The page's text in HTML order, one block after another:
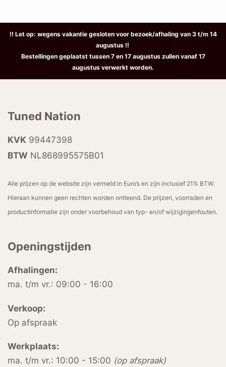
!! Let op: wegens vakantie gesloten voor bezoek/afhaling van 3 t/m 14
augustus !!
Bestellingen geplaatst tussen 7 en 17 augustus zullen vanaf 17
augustus verwerkt worden.
Tuned Nation
KVK 99447398
BTW NL868995575B01
Alle prijzen op de website zijn vermeld in Euro’s en zijn inclusief 21% BTW.
Hieraan kunnen geen rechten worden ontleend. De prijzen, voorraden en
productinformatie zijn onder voorbehoud van typ- en/of wijzigingenfouten.
Openingstijden
Afhalingen:
ma. t/m vr.: 09:00 - 16:00
Verkoop:
Op afspraak
Werkplaats:
ma. t/m vr.: 10:00 - 15:00 (op afspraak)